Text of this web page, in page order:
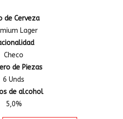
de Cerveza
Lager
Checo
de Piezas
6 Unds
de alcohol
5,0%